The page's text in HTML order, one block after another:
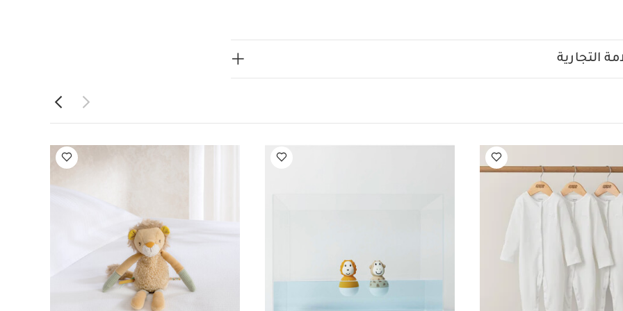
EN71 الأبعاد:
من ماتشستيك مونكي - تصميم أسد وزرافة لعبة أنشطة بتصميم الأسد ليني لحاف بدمية أرنب
التجارية